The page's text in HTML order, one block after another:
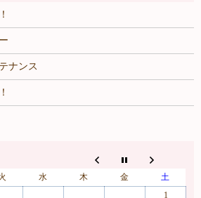
ナンス
水 木 金
土
1